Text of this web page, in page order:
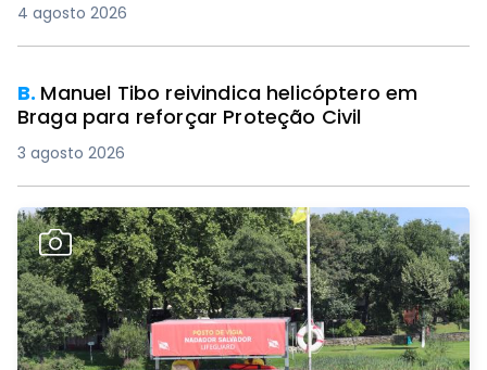
4 agosto 2026
B. Manuel Tibo reivindica helicóptero em
Braga para reforçar Proteção Civil
3 agosto 2026